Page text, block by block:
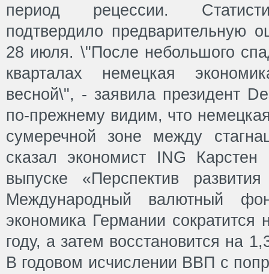
период рецессии.
подтвердило предварительную
28 июля. \"После небольшого
кварталах немецкая
весной\", - заявила президент
по-прежнему видим, что
сумеречной зоне между
сказал экономист ING
выпуске «Перспектив
Международный валютный
экономика Германии сократится
году, а затем восстановится на
В годовом исчислении ВВП с